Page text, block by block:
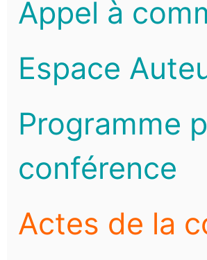
Appel à
Espace
Programme
conférence
Actes de la